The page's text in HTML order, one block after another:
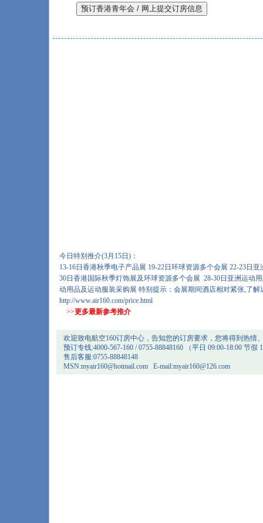
今日特别推介(3月15日)：
13-16日香港秋季电子产品展 19-22日环球资源多个会展 22-23日
30日香港国际秋季灯饰展及环球资源多个会展 28-30日亚洲运动
动用品及运动服装采购展 特别提示：会展期间酒店相对紧张,了解
http://www.air160.com/price.html
>>更多最新参考推介
欢迎致电航空160订房中心，告知您的订房要求，您将得到热情
预订专线:4000-567-160 / 0755-88848160 （平日 09:00-18:00 节假
售后客服:0755-88848148
MSN:myair160@hotmail.com E-mail:myair160@126.com